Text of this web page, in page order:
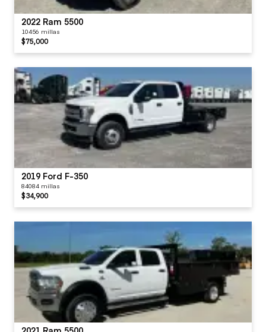
2022 Ram 5500
10456 millas
$75,000
2019 Ford F-350
84084 millas
$34,900